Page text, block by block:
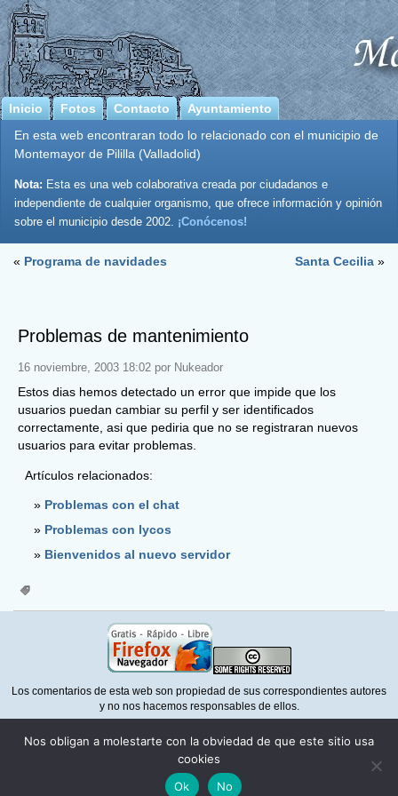
Inicio Fotos Contacto
Ayuntamiento
En esta web encontraran todo lo relacionado con el municipio de
Montemayor de Pililla (Valladolid)
Nota: Esta es una web colaborativa creada por ciudadanos e
independiente de cualquier organismo, que ofrece información y opinión
sobre el municipio desde 2002. ¡Conócenos!
« Programa de navidades Santa Cecilia »
Problemas de mantenimiento
16 noviembre, 2003 18:02 por Nukeador
Estos dias hemos detectado un error que impide que los
usuarios puedan cambiar su perfil y ser identificados
correctamente, asi que pediria que no se registraran nuevos
usuarios para evitar problemas.
Artículos relacionados:
Problemas con el chat
Problemas con lycos
Bienvenidos al nuevo servidor
Los comentarios de esta web son propiedad de sus correspondientes autores
y no nos hacemos responsables de ellos.
respete la normativa delW3CcomoMozilla Firefox
Política de privacidad
Nos obligan a molestarte con la obviedad de que este sitio usa
cookies
Ok
No